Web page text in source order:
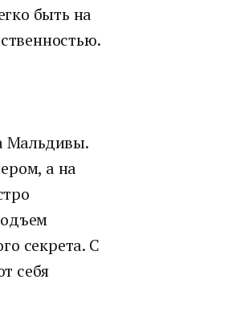
быть на
Мальдивы.
а на
секрета. С
себя